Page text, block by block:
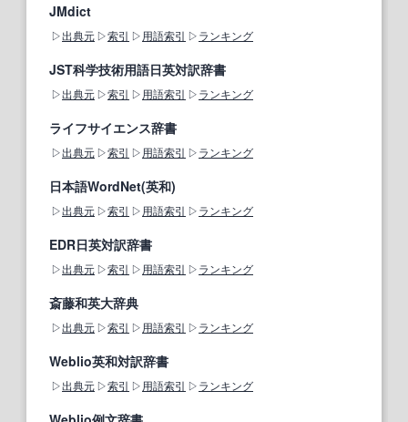
JMdict
出典元 索引 用語索引 ランキング
JST科学技術用語日英対訳辞書
出典元 索引 用語索引 ランキング
ライフサイエンス辞書
出典元 索引 用語索引 ランキング
日本語WordNet(英和)
出典元 索引 用語索引 ランキング
EDR日英対訳辞書
出典元 索引 用語索引 ランキング
斎藤和英大辞典
出典元 索引 用語索引 ランキング
Weblio英和対訳辞書
出典元 索引 用語索引 ランキング